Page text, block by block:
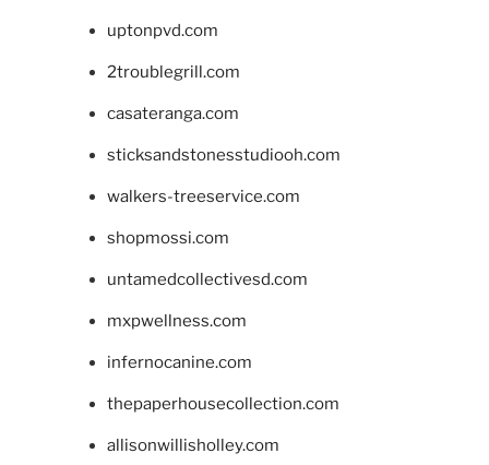
uptonpvd.com
2troublegrill.com
casateranga.com
sticksandstonesstudiooh.com
walkers-treeservice.com
shopmossi.com
untamedcollectivesd.com
mxpwellness.com
infernocanine.com
thepaperhousecollection.com
allisonwillisholley.com